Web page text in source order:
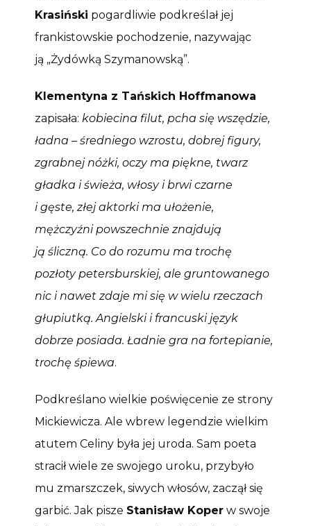
Krasiński pogardliwie podkreślał jej
frankistowskie pochodzenie, nazywając
ją „Żydówką Szymanowską”.
Klementyna z Tańskich Hoffmanowa
zapisała: kobiecina filut, pcha się wszędzie,
ładna – średniego wzrostu, dobrej figury,
zgrabnej nóżki, oczy ma piękne, twarz
gładka i świeża, włosy i brwi czarne
i gęste, złej aktorki ma ułożenie,
mężczyźni powszechnie znajdują
ją śliczną. Co do rozumu ma trochę
pozłoty petersburskiej, ale gruntowanego
nic i nawet zdaje mi się w wielu rzeczach
głupiutką. Angielski i francuski język
dobrze posiada. Ładnie gra na fortepianie,
trochę śpiewa.
Podkreślano wielkie poświęcenie ze strony
Mickiewicza. Ale wbrew legendzie wielkim
atutem Celiny była jej uroda. Sam poeta
stracił wiele ze swojego uroku, przybyło
mu zmarszczek, siwych włosów, zaczął się
garbić. Jak pisze Stanisław Koper w swoje